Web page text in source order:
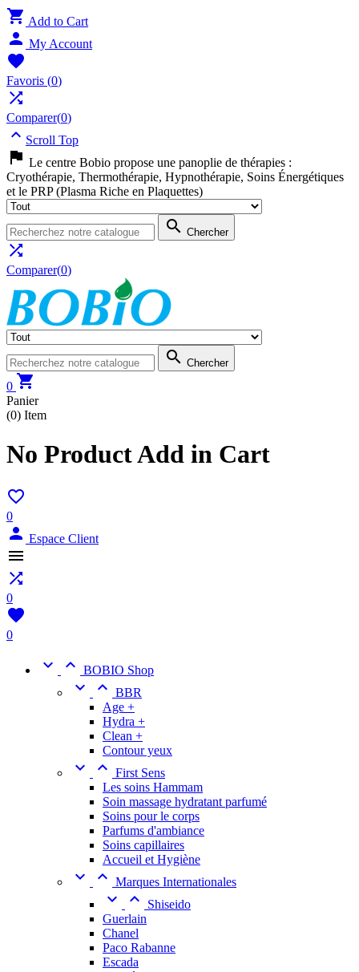
 Add to Cart
 My Account

Favoris (0)

Comparer(0)
 Scroll Top
 Le centre Bobio propose une panoplie de thérapies :
Cryothérapie, Thermothérapie, Hypnothérapie, Soins Énergétiques
et le PRP (Plasma Riche en Plaquettes)
 Chercher

Comparer(0)
 Chercher
0 
Panier
(0) Item
No Product Add in Cart

0
 Espace Client


0

0
  BOBIO Shop
  BBR
Age +
Hydra +
Clean +
Contour yeux
  First Sens
Les soins Hammam
Soin massage hydratant parfumé
Soins pour le corps
Parfums d'ambiance
Soins capillaires
Accueil et Hygiène
  Marques Internationales
 
Shiseido
Guerlain
Chanel
Paco Rabanne
Escada